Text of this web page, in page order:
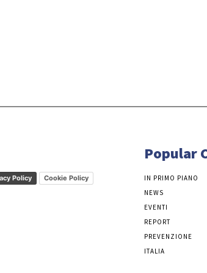
Policy Cookie Policy
Popular
IN PRIMO PIANO
NEWS
EVENTI
REPORT
PREVENZIONE
ITALIA